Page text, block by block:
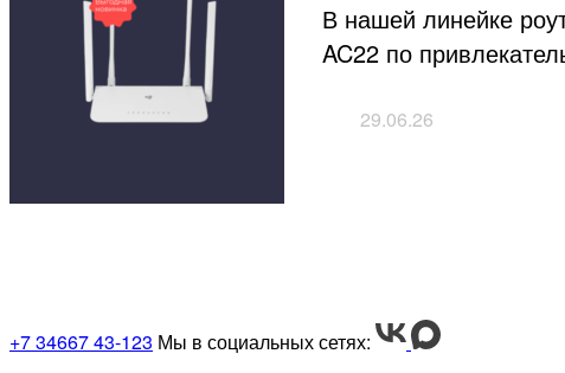
В нашей линейке
AC22 по
29.06.26
+7 34667 43-123 Мы в социальных сетях: